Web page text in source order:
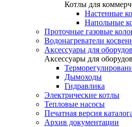
Котлы для
Настенные
Напольные
Проточные газовые
Водонагреватели
Аксессуары для
Аксессуары для
Дымоходы
Гидравлика
Электрические котлы
Тепловые насосы
Печатная версия
Архив документации